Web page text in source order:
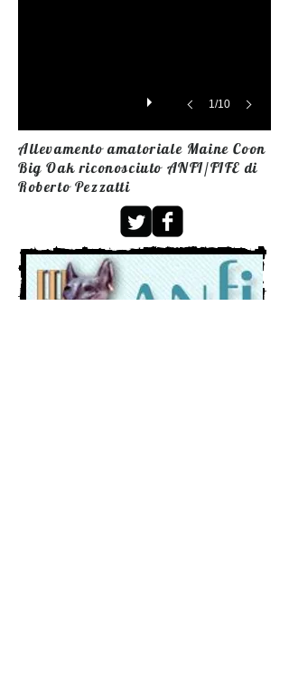
1/10
Allevamento amatoriale Maine Coon
Big Oak riconosciuto ANFI/FIFE di
Roberto Pezzatti